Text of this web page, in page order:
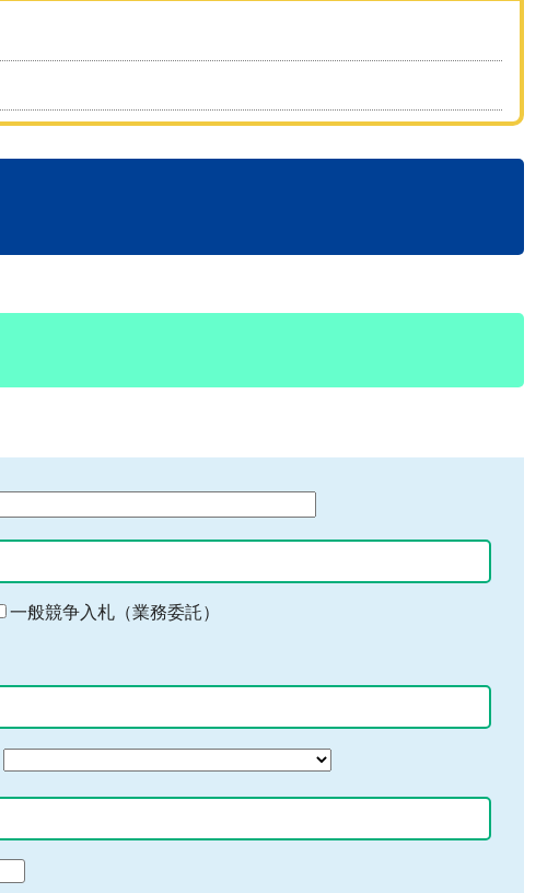
一般競争入札（業務委託）